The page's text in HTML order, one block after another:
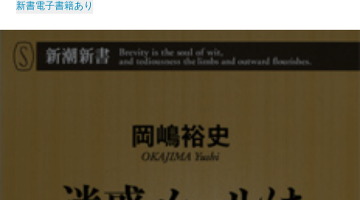
新書電子書籍あり